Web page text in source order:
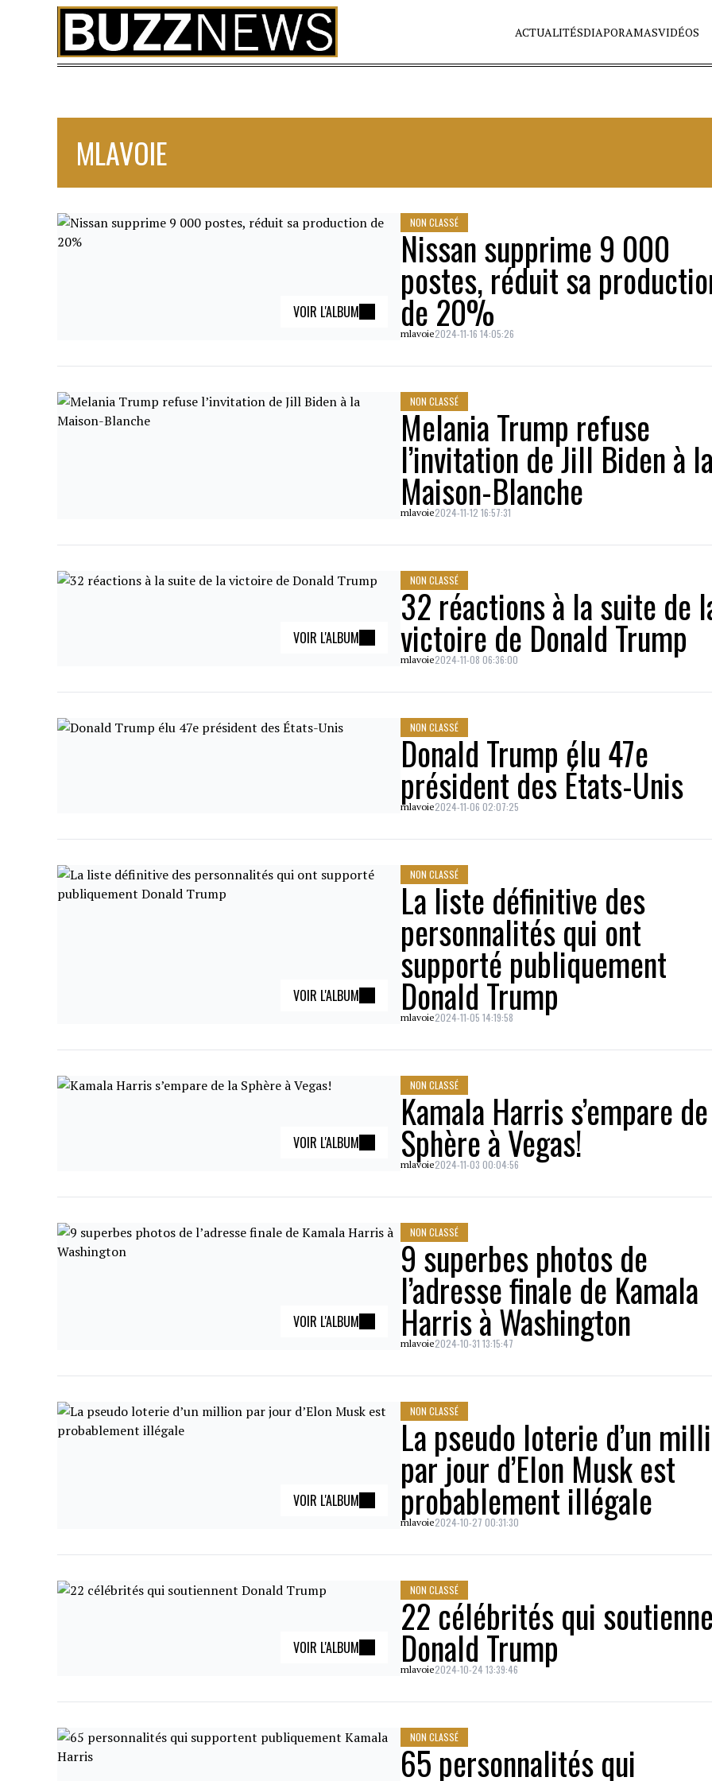
Skip to content
ACTUALITÉSDIAPORAMASVIDÉOS
MLAVOIE
NON CLASSÉ
Nissan supprime 9 000
postes, réduit sa
de 20%
mlavoie2024-11-16 14:05:26
VOIR L'ALBUM
NON CLASSÉ
Melania Trump refuse
l’invitation de Jill Biden à
Maison-Blanche
mlavoie2024-11-12 16:57:31
NON CLASSÉ
32 réactions à la suite de
victoire de Donald Trump
mlavoie2024-11-08 06:36:00
VOIR L'ALBUM
NON CLASSÉ
Donald Trump élu 47e
président des États-Unis
mlavoie2024-11-06 02:07:25
NON CLASSÉ
La liste définitive des
personnalités qui ont
supporté publiquement
Donald Trump
mlavoie2024-11-05 14:19:58
VOIR L'ALBUM
NON CLASSÉ
Kamala Harris s’empare
Sphère à Vegas!
mlavoie2024-11-03 00:04:56
VOIR L'ALBUM
NON CLASSÉ
9 superbes photos de
l’adresse finale de Kamala
Harris à Washington
mlavoie2024-10-31 13:15:47
VOIR L'ALBUM
NON CLASSÉ
La pseudo loterie d’un
par jour d’Elon Musk est
probablement illégale
mlavoie2024-10-27 00:31:30
VOIR L'ALBUM
NON CLASSÉ
22 célébrités qui
Donald Trump
mlavoie2024-10-24 13:39:46
VOIR L'ALBUM
NON CLASSÉ
65 personnalités qui